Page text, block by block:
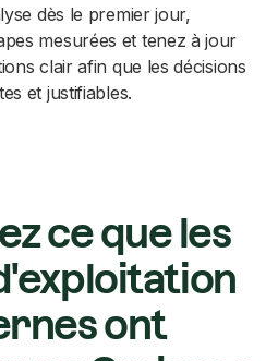
dès le premier jour,
mesurées et tenez à jour
clair afin que les décisions
et justifiables.
ce que les
ont